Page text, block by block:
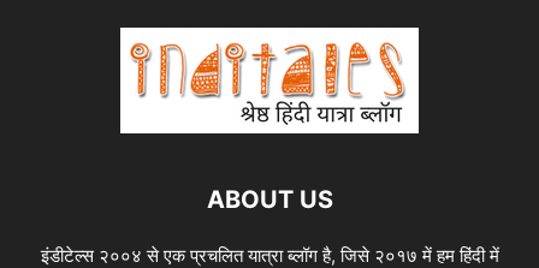
ABOUT US
इंडीटेल्स २००४ से एक प्रचलित यात्रा ब्लॉग है, जिसे २०१७ में हम हिंदी में